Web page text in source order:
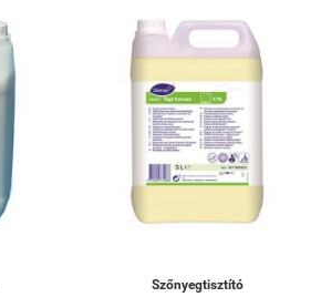
Szőnyegtisztító